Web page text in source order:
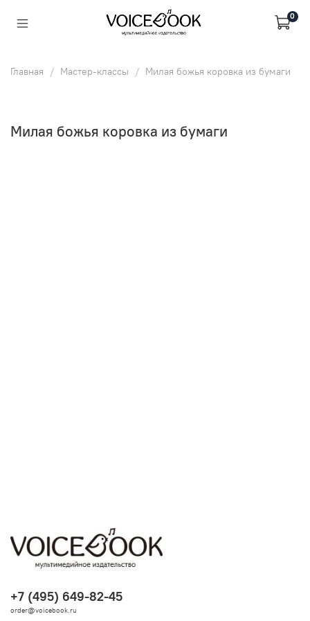
0
Главная Мастер-классы Милая божья коровка из бумаги
Милая божья коровка из бумаги
+7 (495) 649-82-45
order@voicebook.ru